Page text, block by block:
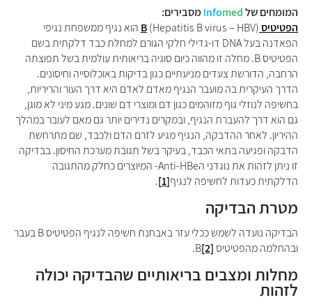
המומחים של Infomed
מסבירים:
הפטיטיס
B(Hepatitis B virus – HBV
) הוא נגיף ממשפחת נגיפי
הפאדנה בעלDNA דו-גדילי חלקי הגורם למחלת כבד דלקתית בשם
הפטיטיסB. מחלה זו מהווה כיום סוגיה בריאותית עולמית בשל תפוצתה
הרחבה, הדורשת צעדים מניעתיים כגון בדיקות באוכלוסייה וחיסונים.
הדרך העיקרית בה מועבר הנגיף מאדם לאדם היא דרך העור והריריות,
בחשיפה לנוזלי גוף מזוהמים כגון דם ומוצרי דם שונים. מגע מיני לא מוגן,
גם הוא דרך להעברת הנגיף, ובמקרים נדירים יותר גם מאם לעובר במהלך
ההיריון. לאחר ההדבקה, הנגיף מגיע לזרם הדם ולכבד, שם מתרחשת
הדבקה ופגיעה בתאי הכבד, בעיקר בשל תגובת מערכת החיסון. בבדיקה
זו ניתן לזהות את נוגדני הAnti-HBe- המיוצרים כחלק מהתגובה
הדלקתית כעדות לחשיפה לנגיף[1]
.
מטרת הבדיקה
הבדיקה נועדה לשמש ככלי עזר באבחנת חשיפה לנגיף הפטיטיסBבעבר
ובהחלמה מהפטיטיס
B[2]
.
מחלות ומצבים בריאותיים שהבדיקה יכולה
לזהות